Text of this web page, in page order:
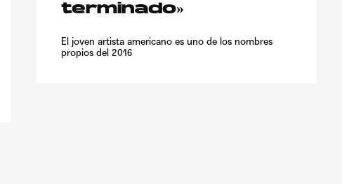
terminado»
El joven artista americano es uno de los nombres
propios del 2016